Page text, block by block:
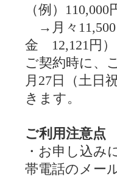
（例）
→月々11,500
金 12,121円）
ご契約時に、
月27日（土日
きます。
ご利用注意点
・お申し込み
帯電話のメー